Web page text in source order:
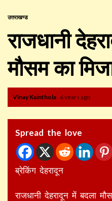
उत्तराखण्ड
राजधानी
मौसम का
Vinay Kainthola 6 years ago
Spread the love
ब्रेकिंग देहरादून
राजधानी देहरादून में बदला